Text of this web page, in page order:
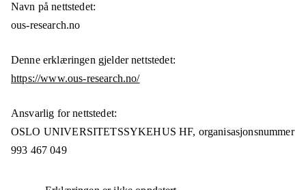
Navn på nettstedet:
ous-research.no
Denne erklæringen gjelder nettstedet:
https://www.ous-research.no/
Ansvarlig for nettstedet:
OSLO UNIVERSITETSSYKEHUS HF, organisasjonsnummer
993 467 049